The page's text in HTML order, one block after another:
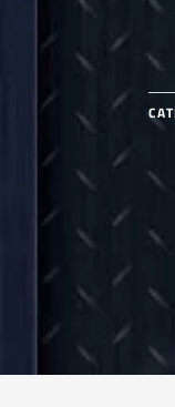
HSS
1/
X